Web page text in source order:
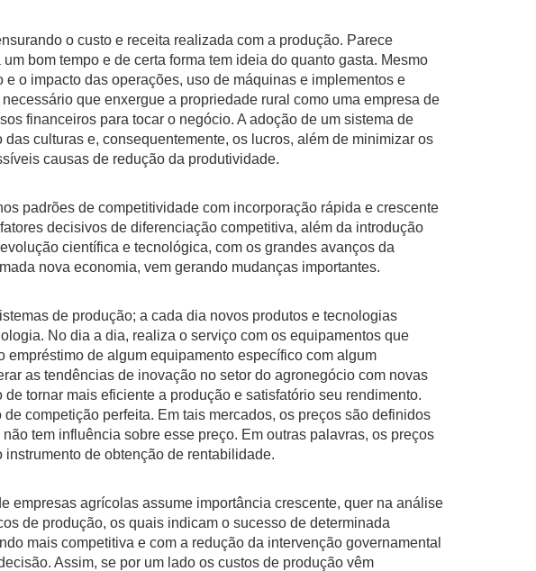
o custo e receita realizada com a produção. Parece
bom tempo e de certa forma tem ideia do quanto gasta. Mesmo
o impacto das operações, uso de máquinas e implementos e
que enxergue a propriedade rural como uma empresa de
financeiros para tocar o negócio. A adoção de um sistema de
culturas e, consequentemente, os lucros, além de minimizar os
causas de redução da produtividade.
de competitividade com incorporação rápida e crescente
decisivos de diferenciação competitiva, além da introdução
científica e tecnológica, com os grandes avanços da
nova economia, vem gerando mudanças importantes.
de produção; a cada dia novos produtos e tecnologias
No dia a dia, realiza o serviço com os equipamentos que
de algum equipamento específico com algum
as tendências de inovação no setor do agronegócio com novas
tornar mais eficiente a produção e satisfatório seu rendimento.
competição perfeita. Em tais mercados, os preços são definidos
tem influência sobre esse preço. Em outras palavras, os preços
de obtenção de rentabilidade.
agrícolas assume importância crescente, quer na análise
de produção, os quais indicam o sucesso de determinada
mais competitiva e com a redução da intervenção governamental
Assim, se por um lado os custos de produção vêm